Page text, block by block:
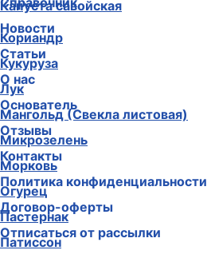
Капуста савойская
Кориандр
Кукуруза
Лук
Мангольд (Свекла листовая)
Микрозелень
Морковь
Огурец
Пастернак
Патиссон
Новости
Статьи
О нас
Основатель
Отзывы
Контакты
Политика конфиденциальности
Договор-оферты
Отписаться от рассылки